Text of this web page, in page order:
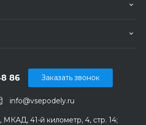
info@vsepodely.ru
86
МКАД, 41-й километр, 4, стр. 14;
Заказать звонок